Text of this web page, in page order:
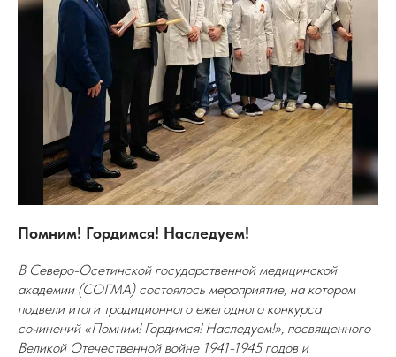
Помним! Гордимся! Наследуем!
В Северо-Осетинской государственной медицинской
академии (СОГМА) состоялось мероприятие, на котором
подвели итоги традиционного ежегодного конкурса
сочинений «Помним! Гордимся! Наследуем!», посвященного
Великой Отечественной войне 1941-1945 годов и